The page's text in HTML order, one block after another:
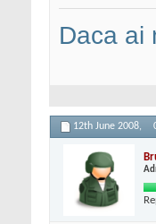
Daca ai
12th June 2008,